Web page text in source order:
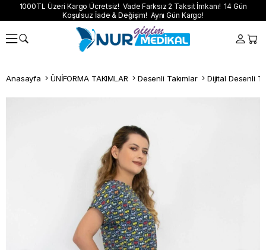
1000TL Üzeri Kargo Ücretsiz! Vade Farksız 2 Taksit İmkanı! 14 Gün
Koşulsuz İade & Değişim! Aynı Gün Kargo!
Anasayfa ÜNİFORMA TAKIMLAR Desenli Takımlar Dijital Desenli